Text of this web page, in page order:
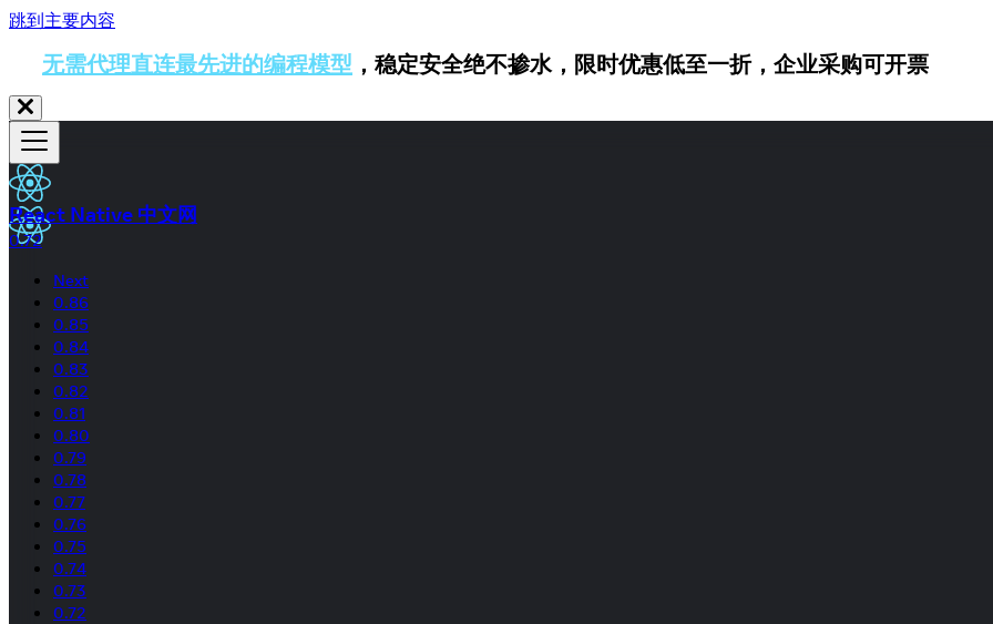
跳到主要内容
无需代理直连最先进的编程模型 ，稳定安全绝不掺水，限时优惠低至一折，企业采购可开票
React Native 中文网
0.72
Next
0.86
0.85
0.84
0.83
0.82
0.81
0.80
0.79
0.78
0.77
0.76
0.75
0.74
0.73
0.72